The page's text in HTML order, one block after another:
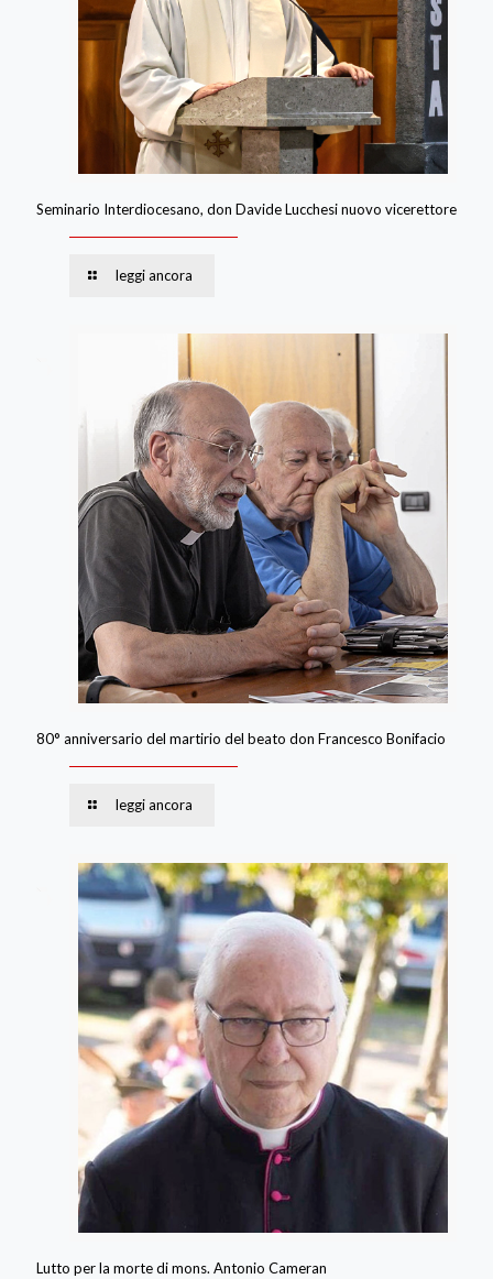
Seminario Interdiocesano, don Davide Lucchesi nuovo vicerettore
leggi ancora
80° anniversario del martirio del beato don Francesco Bonifacio
leggi ancora
Lutto per la morte di mons. Antonio Cameran